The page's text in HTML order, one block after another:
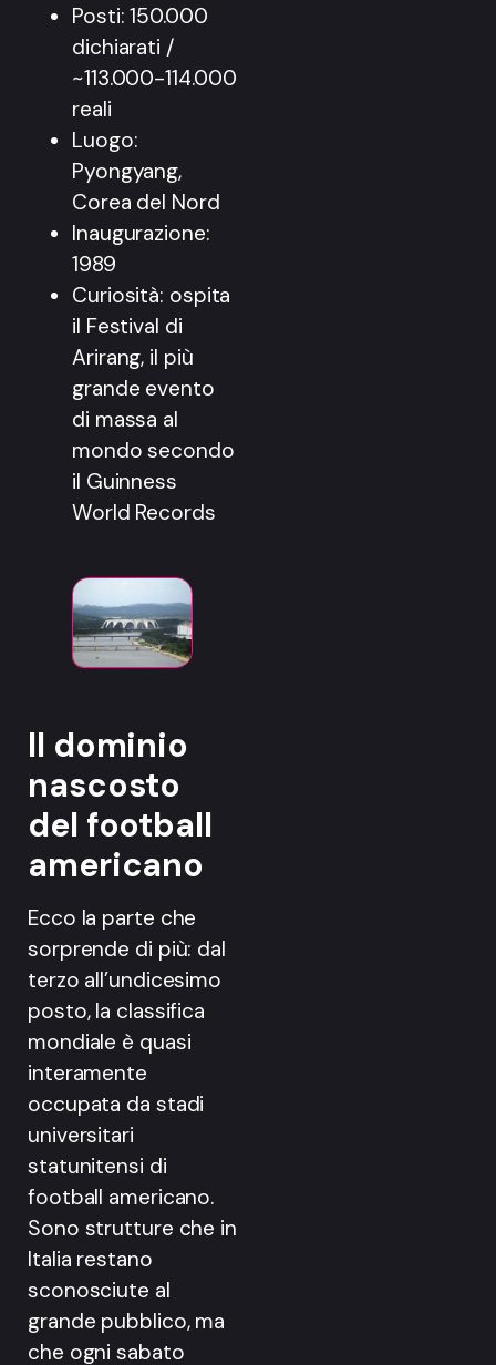
Posti: 150.000
dichiarati /
~113.000-114.000
reali
Luogo:
Pyongyang,
Corea del Nord
Inaugurazione:
1989
Curiosità: ospita
il Festival di
Arirang, il più
grande evento
di massa al
mondo secondo
il Guinness
World Records
Il dominio
nascosto
del football
americano
Ecco la parte che
sorprende di più: dal
terzo all’undicesimo
posto, la classifica
mondiale è quasi
interamente
occupata da stadi
universitari
statunitensi di
football americano.
Sono strutture che in
Italia restano
sconosciute al
grande pubblico, ma
che ogni sabato